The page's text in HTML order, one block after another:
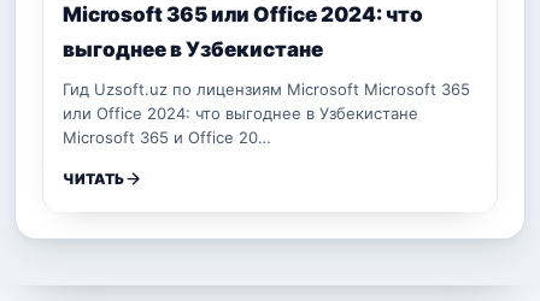
Microsoft 365 или Office 2024: что
выгоднее в Узбекистане
Гид Uzsoft.uz по лицензиям Microsoft Microsoft 365
или Office 2024: что выгоднее в Узбекистане
Microsoft 365 и Office 20…
ЧИТАТЬ